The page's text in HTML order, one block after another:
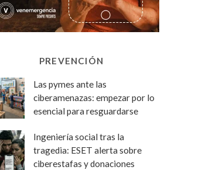
PREVENCIÓN
Las pymes ante las
ciberamenazas: empezar por lo
esencial para resguardarse
Ingeniería social tras la
tragedia: ESET alerta sobre
ciberestafas y donaciones